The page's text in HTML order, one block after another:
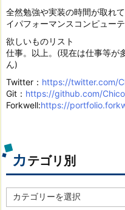
全然勉強や実装の時間が取れ
イパフォーマンスコンピューテ
欲しいものリスト
仕事。以上。(現在は仕事等が
ん)
Twitter： https://twitter.com/
Git： https://github.com/
Forkwell:https://
カテゴリ別
テ